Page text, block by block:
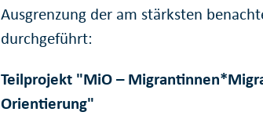
Ausgrenzung der am stärksten
durchgeführt:
Teilprojekt "MiO –
Orientierung"